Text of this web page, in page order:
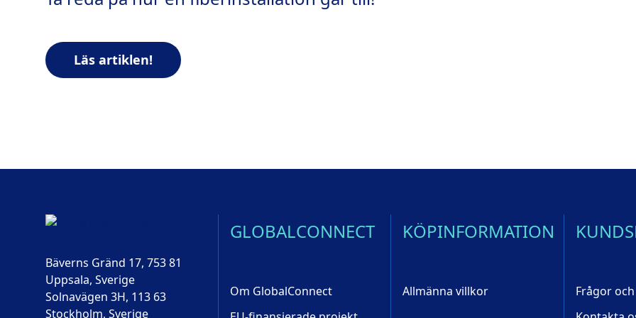
Läs artiklen!
Bäverns Gränd 17, 753 81
Uppsala, Sverige
Solnavägen 3H, 113 63
Stockholm, Sverige
GLOBALCONNECT
Om GlobalConnect
KÖPINFORMATION
Allmänna villkor
Frågor